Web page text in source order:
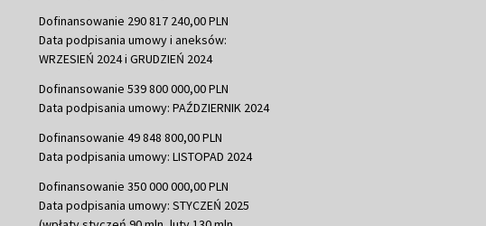
Dofinansowanie 290 817 240,00 PLN
Data podpisania umowy i aneksów:
WRZESIEŃ 2024 i GRUDZIEŃ 2024
Dofinansowanie 539 800 000,00 PLN
Data podpisania umowy: PAŹDZIERNIK 2024
Dofinansowanie 49 848 800,00 PLN
Data podpisania umowy: LISTOPAD 2024
Dofinansowanie 350 000 000,00 PLN
Data podpisania umowy: STYCZEŃ 2025